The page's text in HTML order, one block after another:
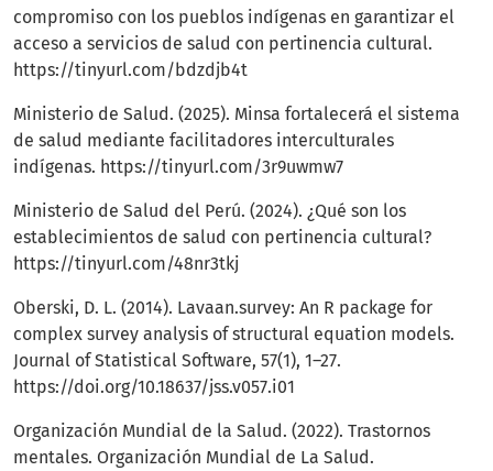
compromiso con los pueblos indígenas en garantizar el
acceso a servicios de salud con pertinencia cultural.
https://tinyurl.com/bdzdjb4t
Ministerio de Salud. (2025). Minsa fortalecerá el sistema
de salud mediante facilitadores interculturales
indígenas. https://tinyurl.com/3r9uwmw7
Ministerio de Salud del Perú. (2024). ¿Qué son los
establecimientos de salud con pertinencia cultural?
https://tinyurl.com/48nr3tkj
Oberski, D. L. (2014). Lavaan.survey: An R package for
complex survey analysis of structural equation models.
Journal of Statistical Software, 57(1), 1–27.
https://doi.org/10.18637/jss.v057.i01
Organización Mundial de la Salud. (2022). Trastornos
mentales. Organización Mundial de La Salud.